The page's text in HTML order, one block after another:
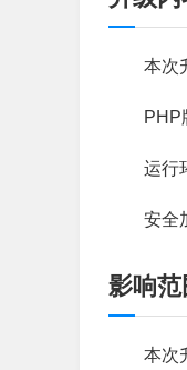
本次
PHP
运行
安全
影响范
本次